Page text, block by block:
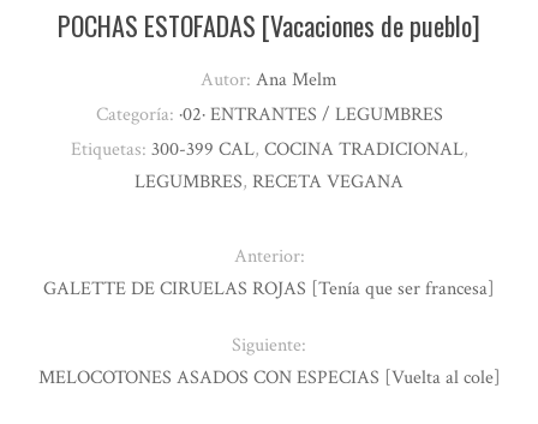
POCHAS ESTOFADAS [Vacaciones de pueblo]
Autor: Ana Melm
Categoría: ·02· ENTRANTES / LEGUMBRES
Etiquetas: 300-399 CAL, COCINA TRADICIONAL,
LEGUMBRES, RECETA VEGANA
Anterior:
GALETTE DE CIRUELAS ROJAS [Tenía que ser francesa]
Siguiente:
MELOCOTONES ASADOS CON ESPECIAS [Vuelta al cole]